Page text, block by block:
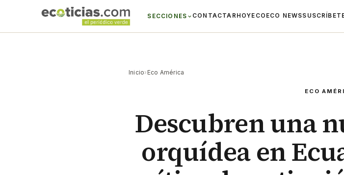
SECCIONES CONTACTAR HOYECO ECO NEWS
Inicio› Eco América
ECO
Descubren una
orquídea en